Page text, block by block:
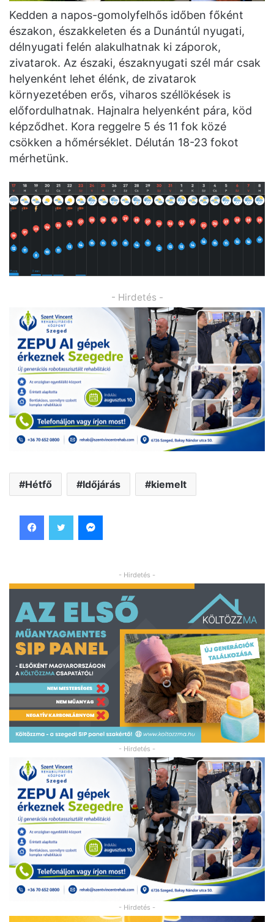
Kedden a napos-gomolyfelhős időben főként
északon, északkeleten és a Dunántúl nyugati,
délnyugati felén alakulhatnak ki záporok,
zivatarok. Az északi, északnyugati szél már csak
helyenként lehet élénk, de zivatarok
környezetében erős, viharos széllökések is
előfordulhatnak. Hajnalra helyenként pára, köd
képződhet. Kora reggelre 5 és 11 fok közé
csökken a hőmérséklet. Délután 18-23 fokot
mérhetünk.
- Hirdetés -
Hétfő Időjárás kiemelt
- Hirdetés -
- Hirdetés -
- Hirdetés -